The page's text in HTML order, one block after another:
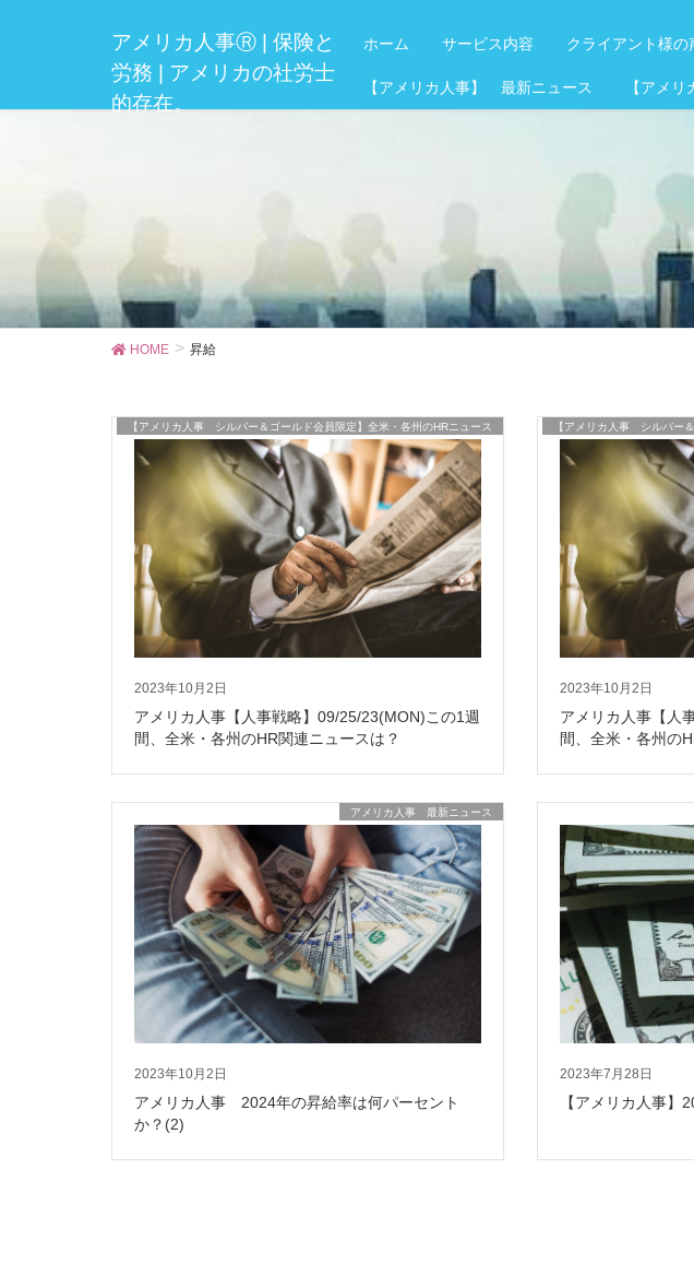
アメリカ人事Ⓡ | 保険と
労務 | アメリカの社労士
的存在。
ホーム サービス内容 クライアント様の
【アメリカ人事】 最新ニュース 【アメ
HOME 昇給
2023年10月2日
【アメリカ人事 シルバー＆ゴールド会員限定】全米・各州のHRニュース
アメリカ人事【人事戦略】09/25/23(MON)この1週
間、全米・各州のHR関連ニュースは？
2023年10月2日
【アメリカ人事 シルバー
アメリカ人事【人
間、全米・各州の
2023年10月2日
アメリカ人事 最新ニュース
アメリカ人事 2024年の昇給率は何パーセント
か？(2)
2023年7月28日
【アメリカ人事】